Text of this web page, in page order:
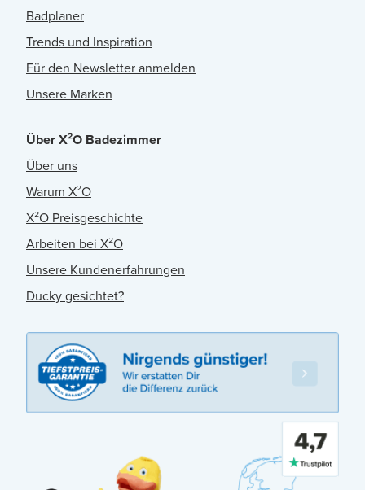
Badplaner
Trends und Inspiration
Für den Newsletter anmelden
Unsere Marken
Über X²O Badezimmer
Über uns
Warum X²O
X²O Preisgeschichte
Arbeiten bei X²O
Unsere Kundenerfahrungen
Ducky gesichtet?